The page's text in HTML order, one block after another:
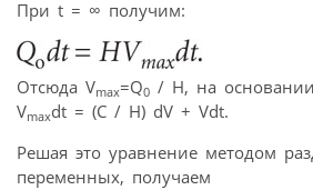
При t = ∞ получим:
Отсюда Vmax=Q0 / H, на
Vmaxdt = (C / H) dV + Vdt.
Решая это уравнение методом
переменных, получаем